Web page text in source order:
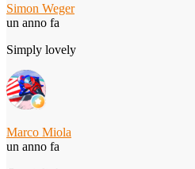
Simon Weger
un anno fa
Simply lovely
Marco Miola
un anno fa